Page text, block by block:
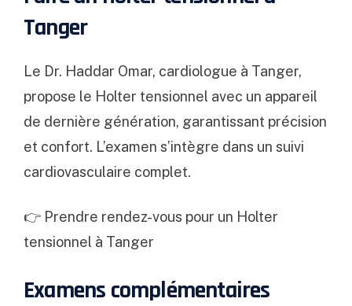
Tanger
Le Dr. Haddar Omar, cardiologue à Tanger,
propose le Holter tensionnel avec un appareil
de dernière génération, garantissant précision
et confort. L’examen s’intègre dans un suivi
cardiovasculaire complet.
👉 Prendre rendez-vous pour un Holter
tensionnel à Tanger
Examens complémentaires